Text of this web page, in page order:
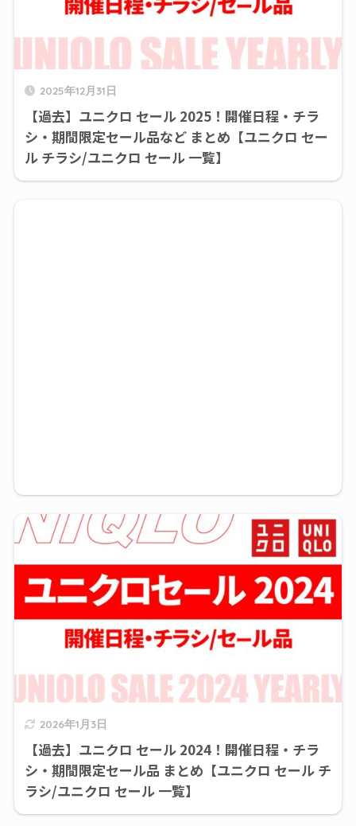
2025年12月31日
【過去】ユニクロ セール 2025！開催日程・チラ
シ・期間限定セール品など まとめ【ユニクロ セー
ル チラシ/ユニクロ セール 一覧】
2026年1月3日
【過去】ユニクロ セール 2024！開催日程・チラ
シ・期間限定セール品 まとめ【ユニクロ セール チ
ラシ/ユニクロ セール 一覧】